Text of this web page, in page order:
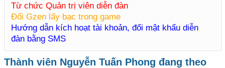
Từ chức Quản trị viên diễn đàn
Đổi Gzen lấy bạc trong game
Hướng dẫn kích hoạt tài khoản, đổi mật khẩu diễn
đàn bằng SMS
Thành viên Nguyễn Tuấn Phong đang theo